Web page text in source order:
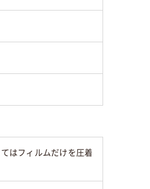
てはフィルムだけを圧着